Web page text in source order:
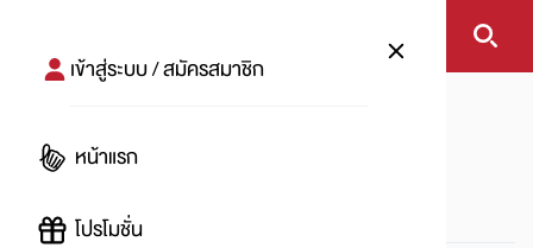
เข้าสู่ระบบ / สมัครสมาชิก
หน้าแรก
โปรโมชั่น
#